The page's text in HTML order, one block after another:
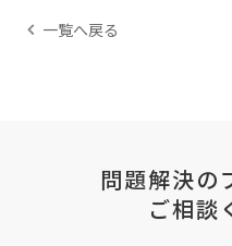
一覧へ戻る
問題解決の
ご相談